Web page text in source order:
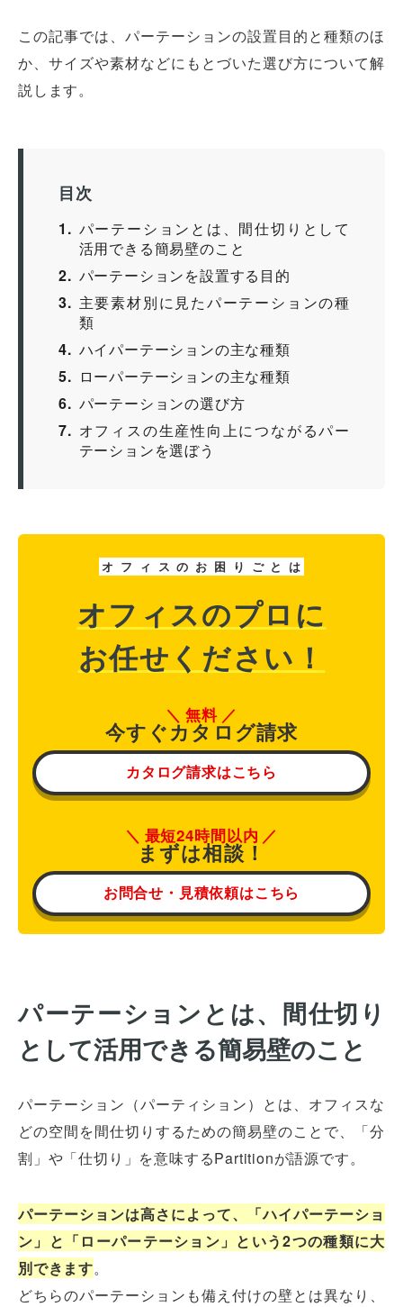
この記事では、パーテーションの設置目的と種類のほ
か、サイズや素材などにもとづいた選び方について解
説します。
目次
1
パーテーションとは、間仕切りとして
活用できる簡易壁のこと
2
パーテーションを設置する目的
3
主要素材別に見たパーテーションの種
類
4
ハイパーテーションの主な種類
5
ローパーテーションの主な種類
6
パーテーションの選び方
7
オフィスの生産性向上につながるパー
テーションを選ぼう
オ フ ィ ス の お 困 り ご と は
オフィスのプロに
お任せください！
無料
今すぐカタログ請求
カタログ請求はこちら
最短24時間以内
まずは相談！
お問合せ・見積依頼はこちら
パーテーションとは、間仕切り
として活用できる簡易壁のこと
パーテーション（パーティション）とは、オフィスな
どの空間を間仕切りするための簡易壁のことで、「分
割」や「仕切り」を意味するPartitionが語源です。
パーテーションは高さによって、「ハイパーテーショ
ン」と「ローパーテーション」という2つの種類に大
別できます。
どちらのパーテーションも備え付けの壁とは異なり、